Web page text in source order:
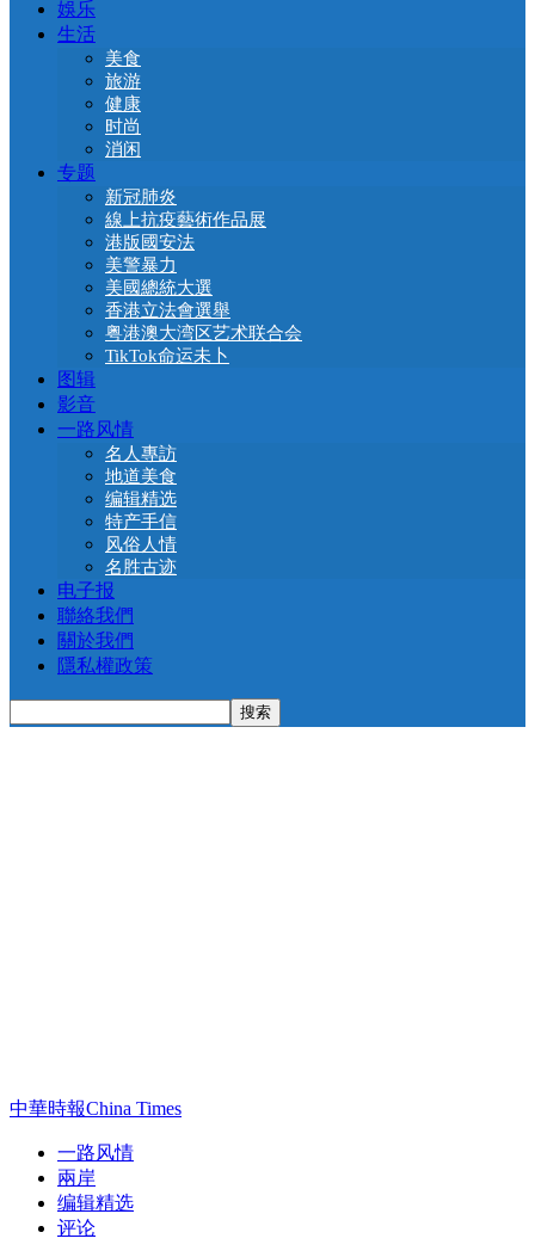
娛乐
生活
美食
旅游
健康
时尚
消闲
专题
新冠肺炎
線上抗疫藝術作品展
港版國安法
美警暴力
美國總統大選
香港立法會選舉
粤港澳大湾区艺术联合会
TikTok命运未卜
图辑
影音
一路风情
名人專訪
地道美食
编辑精选
特产手信
风俗人情
名胜古迹
电子报
聯絡我們
關於我們
隱私權政策
中華時報China Times
一路风情
兩岸
编辑精选
评论